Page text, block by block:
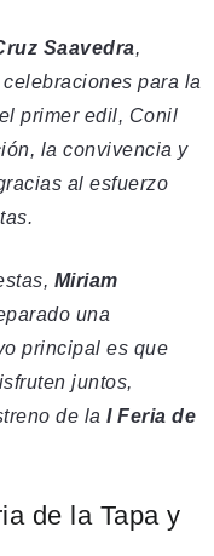
Saavedra,
para la
primer edil, Conil
la convivencia y
al esfuerzo
Miriam
una
principal es que
juntos,
de la I Feria de
de la Tapa y